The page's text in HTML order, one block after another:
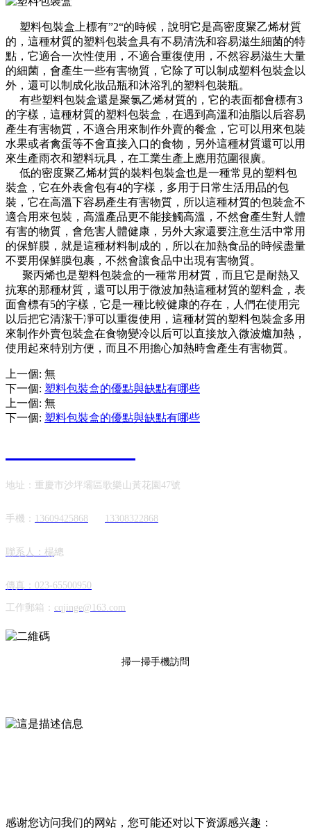
塑料包裝盒上標有”2“的時候，說明它是高密度聚乙烯材質
的，這種材質的塑料包裝盒具有不易清洗和容易滋生細菌的特
點，它適合一次性使用，不適合重復使用，不然容易滋生大量
的細菌，會產生一些有害物質，它除了可以制成塑料包裝盒以
外，還可以制成化妝品瓶和沐浴乳的塑料包裝瓶。
有些塑料包裝盒還是聚氯乙烯材質的，它的表面都會標有3
的字樣，這種材質的塑料包裝盒，在遇到高溫和油脂以后容易
產生有害物質，不適合用來制作外賣的餐盒，它可以用來包裝
水果或者禽蛋等不會直接入口的食物，另外這種材質還可以用
來生產雨衣和塑料玩具，在工業生產上應用范圍很廣。
低的密度聚乙烯材質的裝料包裝盒也是一種常見的塑料包
裝盒，它在外表會包有4的字樣，多用于日常生活用品的包
裝，它在高溫下容易產生有害物質，所以這種材質的包裝盒不
適合用來包裝，高溫產品更不能接觸高溫，不然會產生對人體
有害的物質，會危害人體健康，另外大家還要注意生活中常用
的保鮮膜，就是這種材料制成的，所以在加熱食品的時候盡量
不要用保鮮膜包裹，不然會讓食品中出現有害物質。
聚丙烯也是塑料包裝盒的一種常用材質，而且它是耐熱又
抗寒的那種材質，還可以用于微波加熱這種材質的塑料盒，表
面會標有5的字樣，它是一種比較健康的存在，人們在使用完
以后把它清潔干凈可以重復使用，這種材質的塑料包裝盒多用
來制作外賣包裝盒在食物變冷以后可以直接放入微波爐加熱，
使用起來特別方便，而且不用擔心加熱時會產生有害物質。
上一個: 無
下一個: 塑料包裝盒的優點與缺點有哪些
上一個: 無
下一個: 塑料包裝盒的優點與缺點有哪些
地址：重慶市沙坪壩區歌樂山黃花園47號
手機： 13609425868 13308322868
聯系人：楊總
傳真：023-65500950
工作郵箱： cqjinge@163.com
掃一掃手機訪問
感谢您访问我们的网站，您可能还对以下资源感兴趣：